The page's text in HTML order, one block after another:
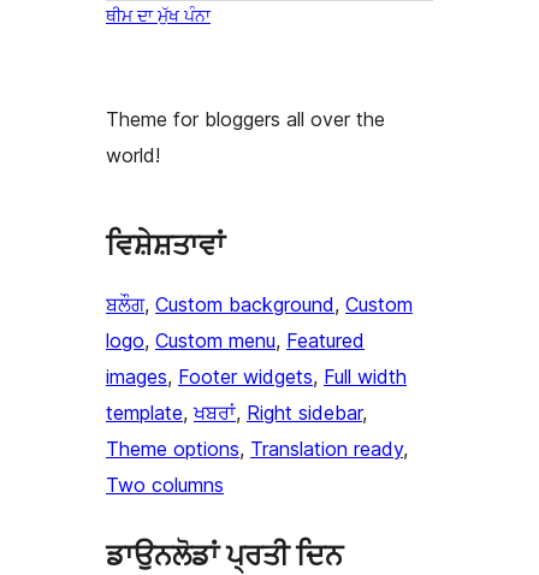
ਥੀਮ ਦਾ ਮੁੱਖ ਪੰਨਾ
Theme for bloggers all over the
world!
ਵਿਸ਼ੇਸ਼ਤਾਵਾਂ
ਬਲੌਗ, Custom background, Custom
logo, Custom menu, Featured
images, Footer widgets, Full width
template, ਖਬਰਾਂ, Right sidebar
Theme options, Translation ready
Two columns
ਡਾਉਨਲੋਡਾਂ ਪ੍ਰਤੀ ਦਿਨ